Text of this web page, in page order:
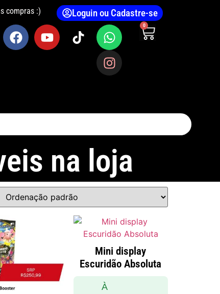
compras :) Loguin ou Cadastre-se
0
na loja
Mini display
Escuridão Absoluta
À